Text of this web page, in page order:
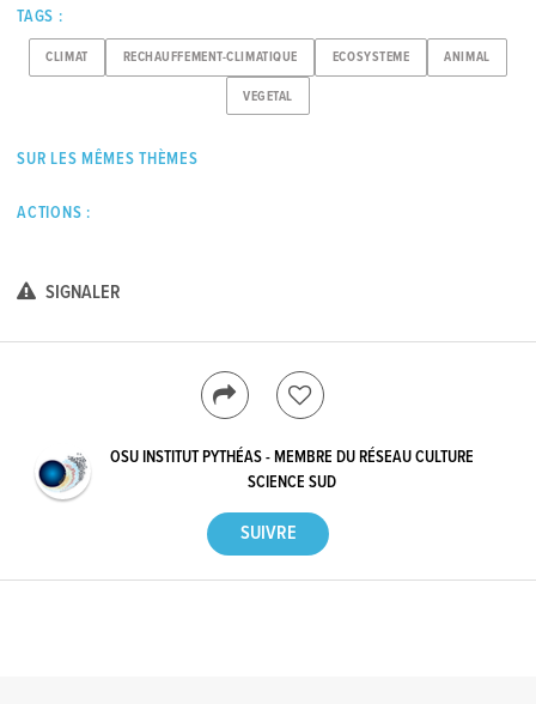
TAGS :
CLIMAT RECHAUFFEMENT-CLIMATIQUE ECOSYSTEME ANIMAL
VEGETAL
SUR LES MÊMES THÈMES
ACTIONS :
SIGNALER
OSU INSTITUT PYTHÉAS - MEMBRE DU RÉSEAU CULTURE
SCIENCE SUD